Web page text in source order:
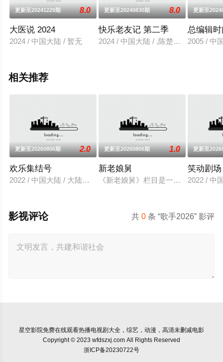
更新至20241229期 8.0
大医说 2024
2024 / 中国大陆 / 暂无
更新至20240830期 8.0
快乐老友记 第二季
2024 / 中国大陆 / ,陈楚生,苏醒,王栎
更新至
总编辑
2005 / 中
相关推荐
更新至20260806期 2.0
欢乐集结号
2022 / 中国大陆 / 大陆综艺
更新至20260806期 1.0
新老娘舅
《新老娘舅》栏目是一档全国首创
更新至
笑动剧场
2022 / 中
共0 条 “歌手2026” 影评
影视评论
星空影院免费在线观看热播电视剧大全，综艺，动漫，高清未删减电影
Copyright © 2023 wfdszxj.com All Rights Reserved
浙ICP备20230722号